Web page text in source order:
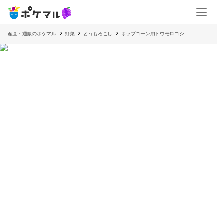
産直・通販のポケマル 野菜 とうもろこし ポップコーン用トウモロコシ